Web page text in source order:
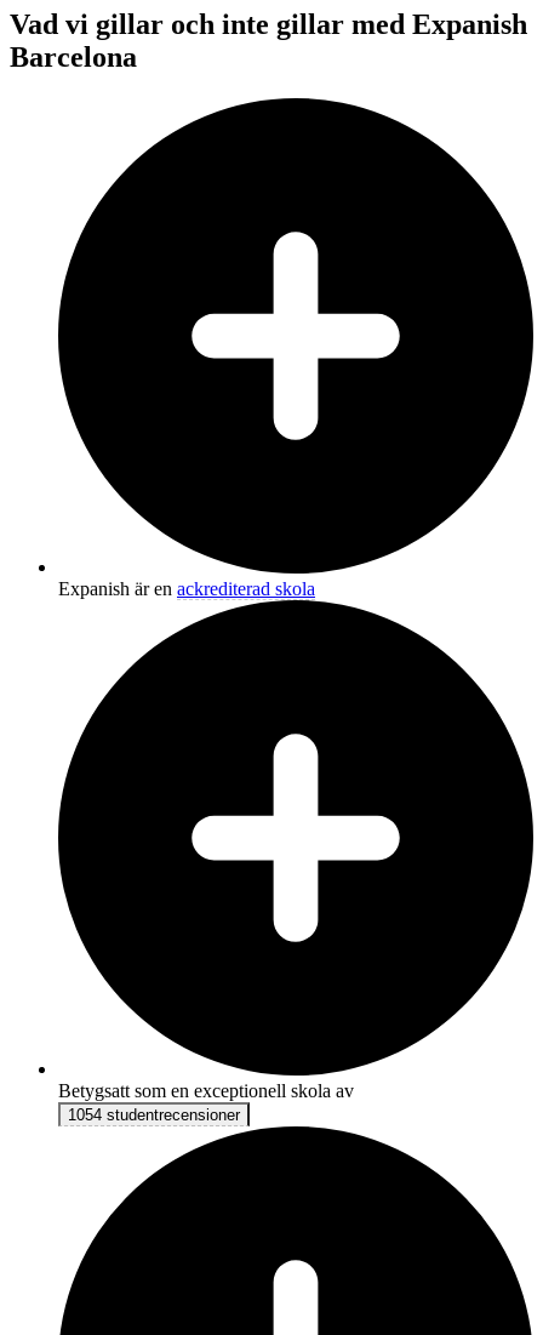
Vad vi gillar och inte gillar med Expanish
Barcelona
Expanish är en ackrediterad skola
Betygsatt som en exceptionell skola av
1054 studentrecensioner